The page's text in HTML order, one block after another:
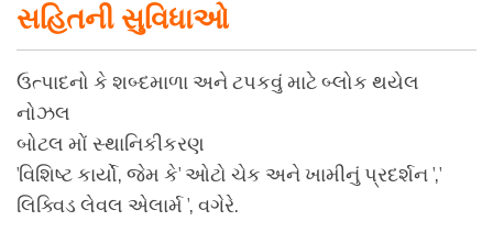
સહિતની સુવિધાઓ
ઉત્પાદનો કે શબ્દમાળા અને ટપકવું માટે બ્લોક થયેલ
નોઝલ
બોટલ મોં સ્થાનિકીકરણ
'વિશિષ્ટ કાર્યો, જેમ કે' ઓટો ચેક અને ખામીનું પ્રદર્શન ','
લિક્વિડ લેવલ એલાર્મ ', વગેરે.